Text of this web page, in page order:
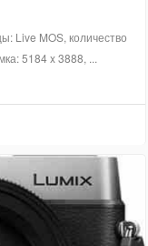
Live MOS, количество
5184 x 3888, ...